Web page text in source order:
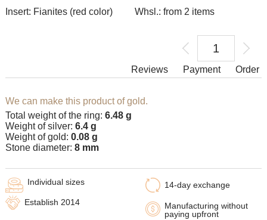
Insert: Fianites (red color)
Whsl.: from 2 items
Reviews Order
Payment
We can make this product of gold.
Total weight of the ring: 6.48 g
Weight of silver: 6.4 g
Weight of gold: 0.08 g
Stone diameter: 8 mm
14-day exchange
Manufacturing without
paying upfront
Individual sizes
Establish 2014